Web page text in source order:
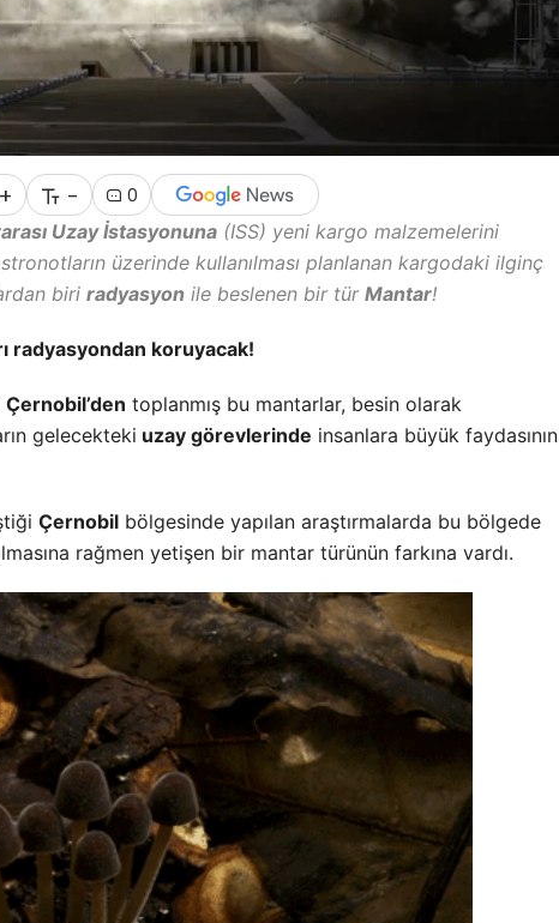
+ -
0
Uzay İstasyonuna (ISS) yeni kargo malzemelerini
üzerinde kullanılması planlanan kargodaki ilginç
biri radyasyon ile beslenen bir tür Mantar!
radyasyondan koruyacak!
Çernobil’den toplanmış bu mantarlar, besin olarak
gelecekteki uzay görevlerinde insanlara büyük faydasının
Çernobil bölgesinde yapılan araştırmalarda bu bölgede
rağmen yetişen bir mantar türünün farkına vardı.